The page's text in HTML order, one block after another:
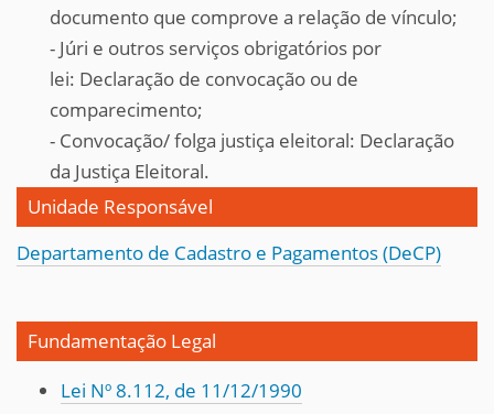
documento que comprove a relação de vínculo;
- Júri e outros serviços obrigatórios por
lei: Declaração de convocação ou de
comparecimento;
- Convocação/ folga justiça eleitoral: Declaração
da Justiça Eleitoral.
Unidade Responsável
Departamento de Cadastro e Pagamentos (DeCP)
Fundamentação Legal
Lei Nº 8.112, de 11/12/1990